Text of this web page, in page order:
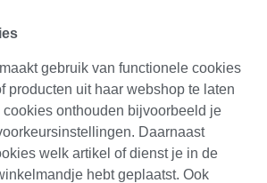
gebruik van functionele cookies
producten uit haar webshop te laten
onthouden bijvoorbeeld je
Daarnaast
welk artikel of dienst je in de
hebt geplaatst. Ook